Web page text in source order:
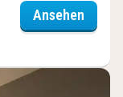
Ansehen